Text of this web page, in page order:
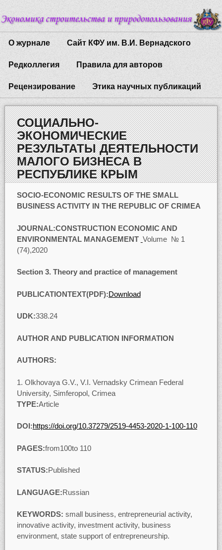
О журнале Сайт КФУ им. В.И. Вернадского
Редколлегия Правила для авторов
Рецензирование Этика научных публикаций
СОЦИАЛЬНО-
ЭКОНОМИЧЕСКИЕ
РЕЗУЛЬТАТЫ ДЕЯТЕЛЬНОСТИ
МАЛОГО БИЗНЕСА В
РЕСПУБЛИКЕ КРЫМ
SOCIO-ECONOMIC RESULTS OF THE SMALL
BUSINESS ACTIVITY IN THE REPUBLIC OF CRIMEA
JOURNAL:CONSTRUCTION ECONOMIC AND
ENVIRONMENTAL MANAGEMENT Volume № 1
(74),2020
Section 3. Theory and practice of management
PUBLICATIONTEXT(PDF):Download
UDK:338.24
AUTHOR AND PUBLICATION INFORMATION
AUTHORS:
Olkhovaya G.V., V.I. Vernadsky Crimean Federal
University, Simferopol, Crimea
TYPE:Article
DOI:https://doi.org/10.37279/2519-4453-2020-1-100-110
PAGES:from100to 110
STATUS:Published
LANGUAGE:Russian
KEYWORDS: small business, entrepreneurial activity,
innovative activity, investment activity, business
environment, state support of entrepreneurship.